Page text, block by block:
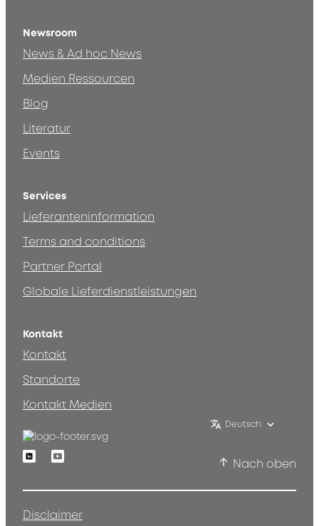
Newsroom
News & Ad hoc News
Medien Ressourcen
Blog
Literatur
Events
Services
Lieferanteninformation
Terms and conditions
Partner Portal
Globale Lieferdienstleistungen
Kontakt
Kontakt
Standorte
Kontakt Medien
Deutsch
LinkedinYoutube
Nach oben
Disclaimer